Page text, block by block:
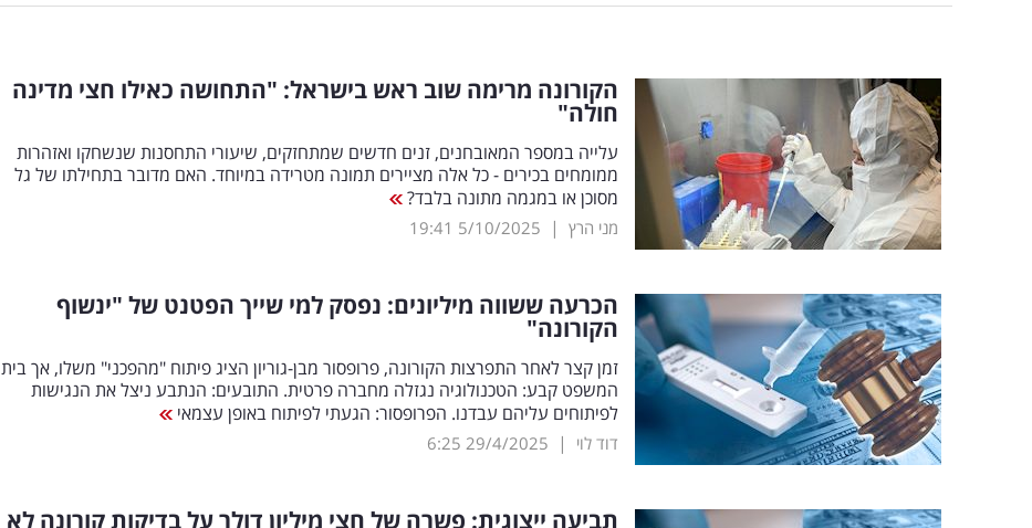
הקורונה מרימה שוב ראש בישראל: "התחושה כאילו חצי מדינה
חולה"
עלייה במספר המאובחנים, זנים חדשים שמתחזקים, שיעורי התחסנות שנשחקו ואזהרות
ממומחים בכירים - כל אלה מציירים תמונה מטרידה במיוחד. האם מדובר בתחילתו של גל
מסוכן או במגמה מתונה בלבד?
מני הרץ |
5/10/2025
19:41
הכרעה ששווה מיליונים: נפסק למי שייך הפטנט של "ינשוף
הקורונה"
זמן קצר לאחר התפרצות הקורונה, פרופסור מבן-גוריון הציג פיתוח "מהפכני" משלו, אך בית
המשפט קבע: הטכנולוגיה נגזלה מחברה פרטית. התובעים: הנתבע ניצל את הנגישות
לפיתוחים עליהם עבדנו. הפרופסור: הגעתי לפיתוח באופן עצמאי
דוד לוי |
29/4/2025
6:25
תביעה ייצוגית: פשרה של חצי מיליון דולר על בדיקות קורונה לא